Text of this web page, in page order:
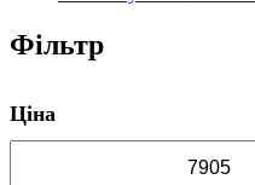
Фільтр
Ціна